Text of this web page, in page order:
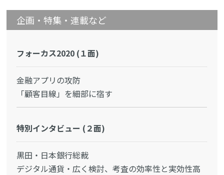
企画・特集・連載など
フォーカス2020 (１面)
金融アプリの攻防
「顧客目線」を細部に宿す
特別インタビュー (２面)
黒田・日本銀行総裁
デジタル通貨・広く検討、考査の効率性と実効性高